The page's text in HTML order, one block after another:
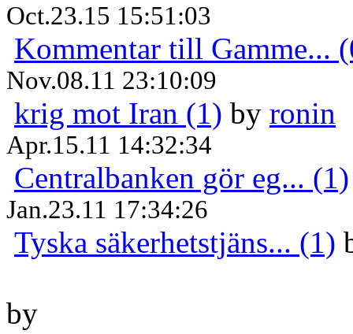
Oct.23.15 15:51:03
Kommentar till Gamme...
Nov.08.11 23:10:09
krig mot Iran (1) by ronin
Apr.15.11 14:32:34
Centralbanken gör eg... (1)
Jan.23.11 17:34:26
Tyska säkerhetstjäns... (1)
by